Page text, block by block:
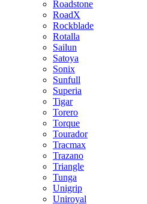
Roadstone
RoadX
Rockblade
Rotalla
Sailun
Satoya
Sonix
Sunfull
Superia
Tigar
Torero
Torque
Tourador
Tracmax
Trazano
Triangle
Tunga
Unigrip
Uniroyal